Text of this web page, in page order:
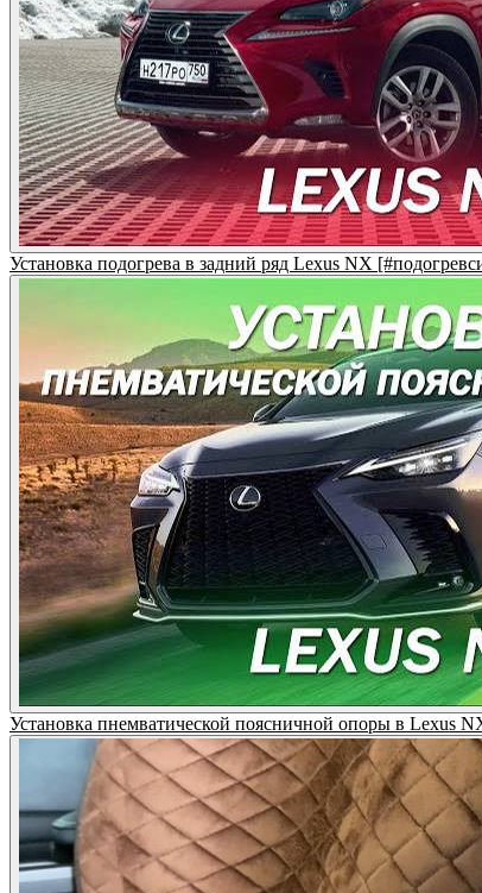
Установка подогрева в задний ряд Lexus NX
Установка пнемватической поясничной опоры в